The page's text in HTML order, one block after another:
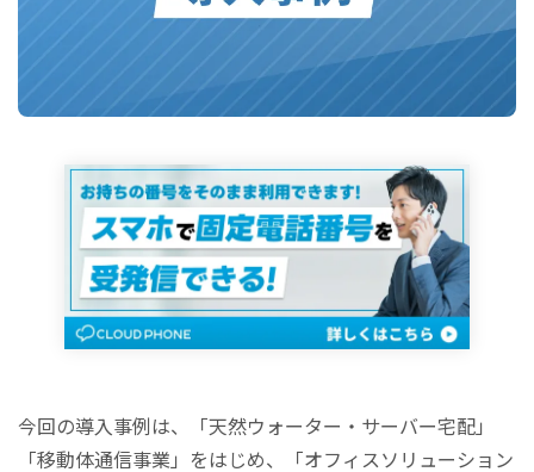
今回の導入事例は、「天然ウォーター・サーバー宅配」
「移動体通信事業」をはじめ、「オフィスソリューション